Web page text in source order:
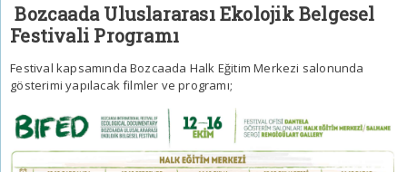
Bozcaada Uluslararası Ekolojik Belgesel
Festivali Programı
Festival kapsamında Bozcaada Halk Eğitim Merkezi salonunda
gösterimi yapılacak filmler ve programı;